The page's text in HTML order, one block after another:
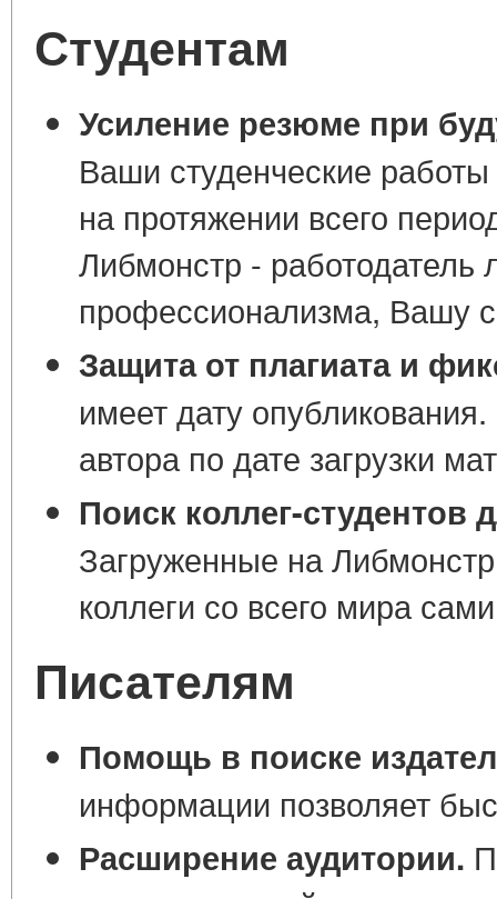
Студентам
Усиление резюме при
Ваши студенческие
на протяжении всего
Либмонстр - работодатель
профессионализма, Вашу
Защита от плагиата и
имеет дату
автора по дате загрузки
Поиск коллег-студентов
Загруженные на
коллеги со всего мира
Писателям
Помощь в поиске
информации позволяет
Расширение аудитории.